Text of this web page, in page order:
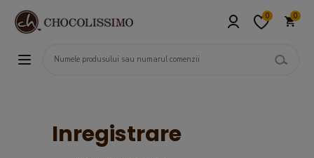
0 0
Inregistrare